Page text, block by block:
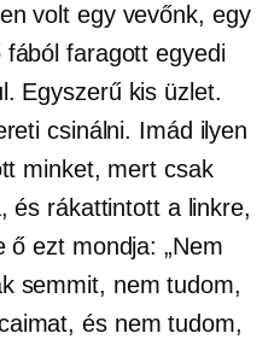
volt egy vevőnk, egy
faragott egyedi
Egyszerű kis üzlet.
csinálni. Imád ilyen
minket, mert csak
és rákattintott a linkre,
ő ezt mondja: „Nem
semmit, nem tudom,
és nem tudom,